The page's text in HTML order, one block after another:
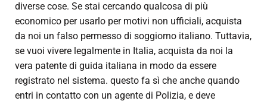
diverse cose. Se stai cercando qualcosa di più
economico per usarlo per motivi non ufficiali, acquista
da noi un falso permesso di soggiorno italiano. Tuttavia,
se vuoi vivere legalmente in Italia, acquista da noi la
vera patente di guida italiana in modo da essere
registrato nel sistema. questo fa sì che anche quando
entri in contatto con un agente di Polizia, e deve